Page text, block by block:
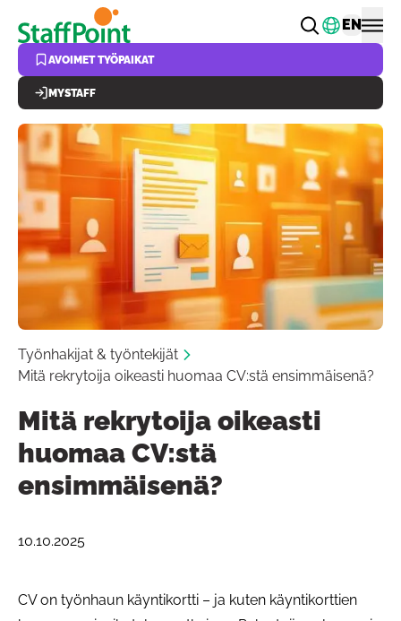
Hyppää pääsisältöön Vaihda
EN
AVOIMET TYÖPAIKAT
MYSTAFF
Työnhakijat & työntekijät
Mitä rekrytoija oikeasti huomaa CV:stä ensimmäisenä?
Mitä rekrytoija oikeasti
huomaa CV:stä
ensimmäisenä?
10.10.2025
CV on työnhaun käyntikortti – ja kuten käyntikorttien